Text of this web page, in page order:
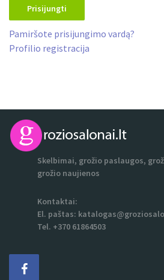
Prisijungti
Pamiršote prisijungimo vardą?
Profilio registracija
Skelbimai, grožio paslaugos,
grožio naujienos
Kontaktai:
El. paštas:
Tel. +370 61864503